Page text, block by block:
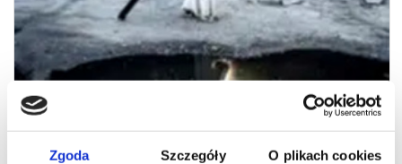
Zgoda Szczegóły O plikach cookies